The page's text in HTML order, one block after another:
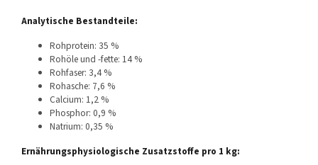
Analytische Bestandteile:
Rohprotein: 35 %
Rohöle und -fette: 14 %
Rohfaser: 3,4 %
Rohasche: 7,6 %
Calcium: 1,2 %
Phosphor: 0,9 %
Natrium: 0,35 %
Ernährungsphysiologische Zusatzstoffe pro 1 kg: